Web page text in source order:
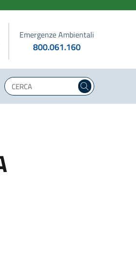
Emergenze Ambientali
800.061.160